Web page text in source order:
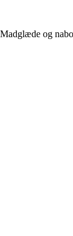
Madglæde og